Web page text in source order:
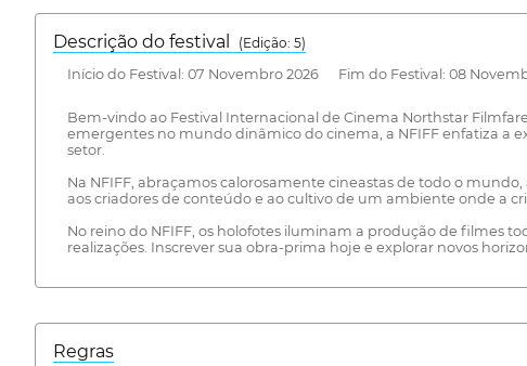
Descrição do festival
(Edição: 5)
Início do Festival: 07 Novembro 2026 Fim do Festival: 08
Bem-vindo ao Festival Internacional de Cinema Northstar
emergentes no mundo dinâmico do cinema, a NFIFF enfatiza a
setor.
Na NFIFF, abraçamos calorosamente cineastas de todo o
aos criadores de conteúdo e ao cultivo de um ambiente onde a
No reino do NFIFF, os holofotes iluminam a produção de filmes
realizações. Inscrever sua obra-prima hoje e explorar novos
Regras